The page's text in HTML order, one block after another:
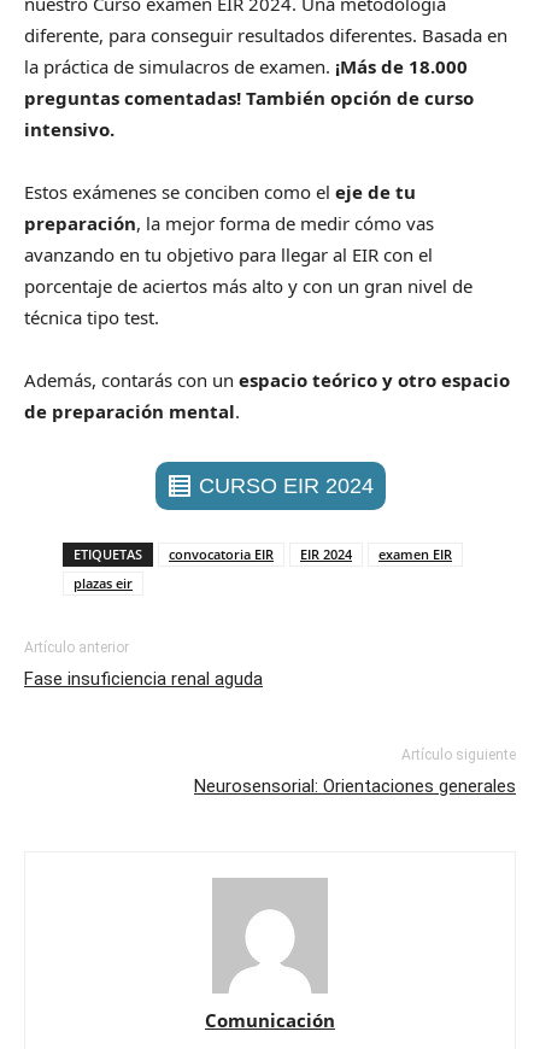
diferente, para conseguir resultados diferentes. Basada en
la práctica de simulacros de examen. ¡Más de 18.000
preguntas comentadas! También opción de curso
intensivo.
Estos exámenes se conciben como el eje de tu
preparación, la mejor forma de medir cómo vas
avanzando en tu objetivo para llegar al EIR con el
porcentaje de aciertos más alto y con un gran nivel de
técnica tipo test.
Además, contarás con un espacio teórico y otro espacio
de preparación mental.
CURSO EIR 2024
ETIQUETAS convocatoria EIR EIR 2024
examen EIR
plazas eir
Artículo anterior
Fase insuficiencia renal aguda
Artículo siguiente
Neurosensorial: Orientaciones generales
Comunicación